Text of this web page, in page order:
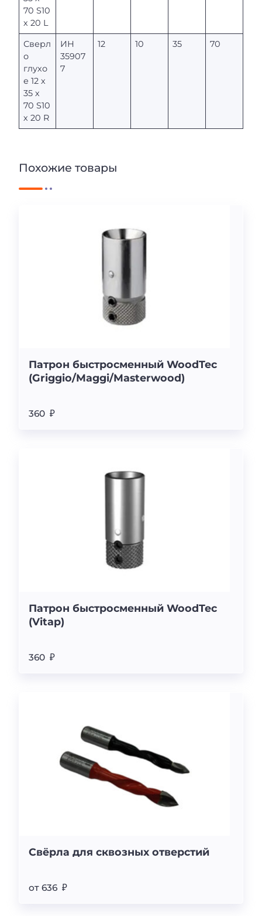
70 S10
х 20 L
Сверл
о
глухо
е 12 х
35 х
70 S10
х 20 R
ИН
35907
7
12 10 35 70
Похожие товары
Патрон быстросменный WoodTec
(Griggio/Maggi/Masterwood)
360 ₽
Патрон быстросменный WoodTec
(Vitap)
360 ₽
Свёрла для сквозных отверстий
от 636 ₽